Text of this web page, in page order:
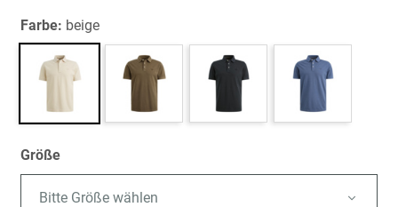
Farbe: beige
Größe
Bitte Größe wählen